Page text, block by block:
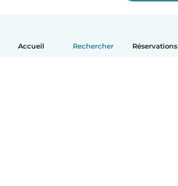
Accueil Rechercher Réservations